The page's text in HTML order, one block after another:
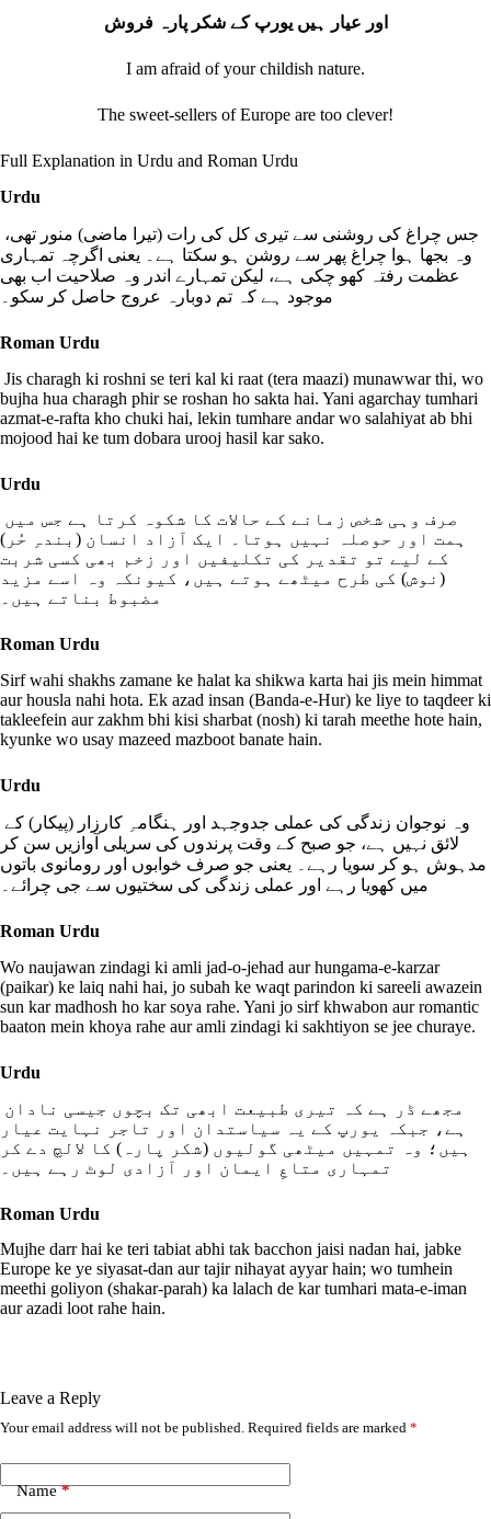
اور عیار ہیں یورپ کے شکر پارہ فروش
I am afraid of your childish nature.
The sweet‐sellers of Europe are too clever!
Full Explanation in Urdu and Roman Urdu
Urdu
وہ بجھا ہوا چراغ پھر سے روشن ہو سکتا ہے۔ یعنی اگرچہ تمہاری
عظمت رفتہ کھو چکی ہے، لیکن تمہارے اندر وہ صلاحیت اب بھی
موجود ہے کہ تم دوبارہ عروج حاصل کر سکو۔
Roman Urdu
Jis charagh ki roshni se teri kal ki raat (tera maazi) munawwar thi, wo
bujha hua charagh phir se roshan ho sakta hai. Yani agarchay tumhari
azmat-e-rafta kho chuki hai, lekin tumhare andar wo salahiyat ab bhi
mojood hai ke tum dobara urooj hasil kar sako.
Urdu
ہمت اور حوصلہ نہیں ہوتا۔ ایک آزاد انسان (بندہِ حُر)
کے لیے تو تقدیر کی تکلیفیں اور زخم بھی کسی شربت
(نوش) کی طرح میٹھے ہوتے ہیں، کیونکہ وہ اسے مزید
مضبوط بناتے ہیں۔
Roman Urdu
Sirf wahi shakhs zamane ke halat ka shikwa karta hai jis mein himmat
aur housla nahi hota. Ek azad insan (Banda-e-Hur) ke liye to taqdeer ki
takleefein aur zakhm bhi kisi sharbat (nosh) ki tarah meethe hote hain,
kyunke wo usay mazeed mazboot banate hain.
Urdu
لائق نہیں ہے، جو صبح کے وقت پرندوں کی سریلی آوازیں سن کر
مدہوش ہو کر سویا رہے۔ یعنی جو صرف خوابوں اور رومانوی باتوں
میں کھویا رہے اور عملی زندگی کی سختیوں سے جی چرائے۔
Roman Urdu
Wo naujawan zindagi ki amli jad-o-jehad aur hungama-e-karzar
(paikar) ke laiq nahi hai, jo subah ke waqt parindon ki sareeli awazein
sun kar madhosh ho kar soya rahe. Yani jo sirf khwabon aur romantic
baaton mein khoya rahe aur amli zindagi ki sakhtiyon se jee churaye.
Urdu
ہے، جبکہ یورپ کے یہ سیاستدان اور تاجر نہایت عیار
ہیں؛ وہ تمہیں میٹھی گولیوں (شکر پارہ) کا لالچ دے کر
تمہاری متاعِ ایمان اور آزادی لوٹ رہے ہیں۔
Roman Urdu
Mujhe darr hai ke teri tabiat abhi tak bacchon jaisi nadan hai, jabke
Europe ke ye siyasat-dan aur tajir nihayat ayyar hain; wo tumhein
meethi goliyon (shakar-parah) ka lalach de kar tumhari mata-e-iman
aur azadi loot rahe hain.
Leave a Reply
Your email address will not be published. Required fields are marked *
Name*
A
t
e
r